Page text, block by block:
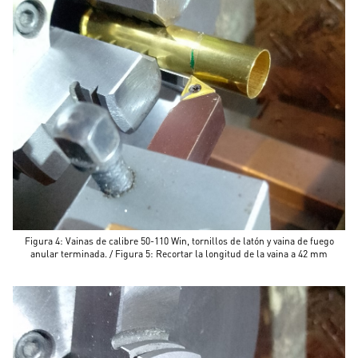
Figura 4: Vainas de calibre 50-110 Win, tornillos de latón y vaina de fuego
anular terminada. / Figura 5: Recortar la longitud de la vaina a 42 mm